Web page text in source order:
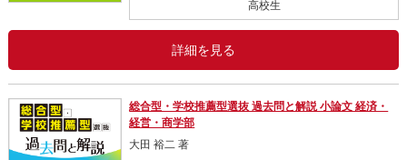
高校生
詳細を見る
総合型・学校推薦型選抜 過去問と解説 小論文 経済・
経営・商学部
大田 裕二 著